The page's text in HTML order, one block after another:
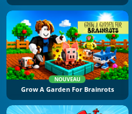
NOUVEAU
Grow A Garden For Brainrots